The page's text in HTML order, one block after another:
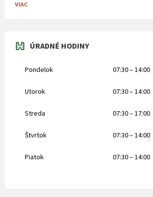
VIAC
ÚRADNÉ HODINY
Pondelok 07:30 – 14:00
Utorok 07:30 – 14:00
Streda 07:30 – 17:00
Štvrtok 07:30 – 14:00
Piatok 07:30 – 14:00